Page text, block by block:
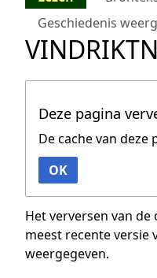
Geschiedenis
Deze pagina
De cache van deze
OK
Het verversen van
meest recente versie
weergegeven.